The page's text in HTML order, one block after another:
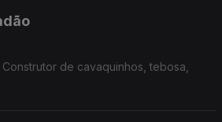
de cavaquinhos, tebosa,